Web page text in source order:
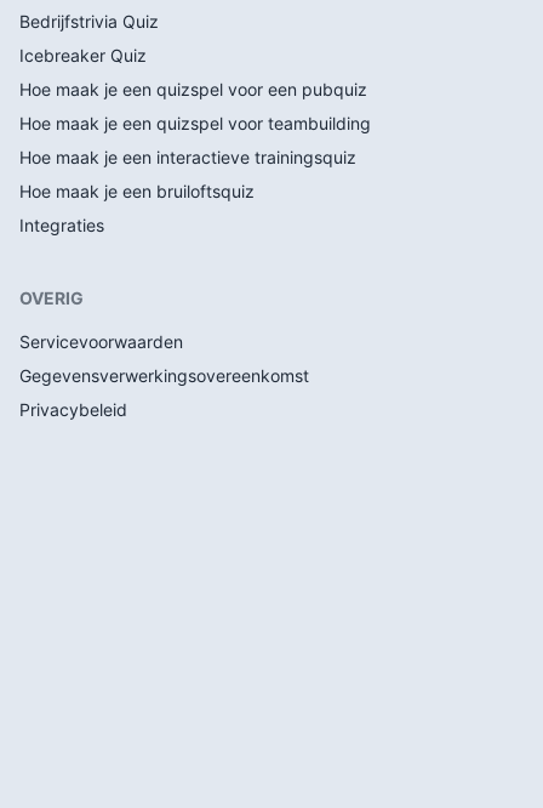
Bedrijfstrivia Quiz
Icebreaker Quiz
Hoe maak je een quizspel voor een pubquiz
Hoe maak je een quizspel voor teambuilding
Hoe maak je een interactieve trainingsquiz
Hoe maak je een bruiloftsquiz
Integraties
OVERIG
Servicevoorwaarden
Gegevensverwerkingsovereenkomst
Privacybeleid